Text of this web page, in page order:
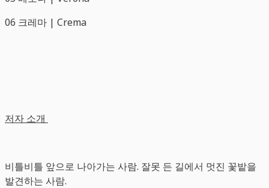
06 크레마 | Crema
저자 소개
비틀비틀 앞으로 나아가는 사람. 잘못 든 길에서 멋진 꽃밭을
발견하는 사람.